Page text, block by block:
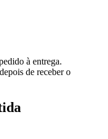
à entrega.
de receber o